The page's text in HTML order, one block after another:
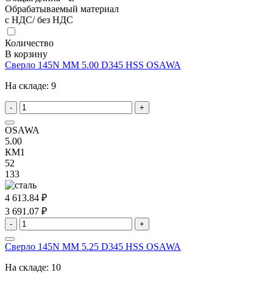
Обрабатываемый материал
с НДС/ без НДС
Количество
В корзину
Сверло 145N MM 5.00 D345 HSS OSAWA
На складе: 9
- +
OSAWA
5.00
КМ1
52
133
4 613.84 ₽
3 691.07 ₽
- +
Сверло 145N MM 5.25 D345 HSS OSAWA
На складе: 10